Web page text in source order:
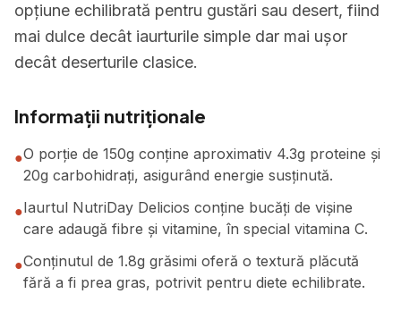
opțiune echilibrată pentru gustări sau desert, fiind
mai dulce decât iaurturile simple dar mai ușor
decât deserturile clasice.
Informații nutriționale
●O porție de 150g conține aproximativ 4.3g proteine și
20g carbohidrați, asigurând energie susținută.
●Iaurtul NutriDay Delicios conține bucăți de vișine
care adaugă fibre și vitamine, în special vitamina C.
●Conținutul de 1.8g grăsimi oferă o textură plăcută
fără a fi prea gras, potrivit pentru diete echilibrate.